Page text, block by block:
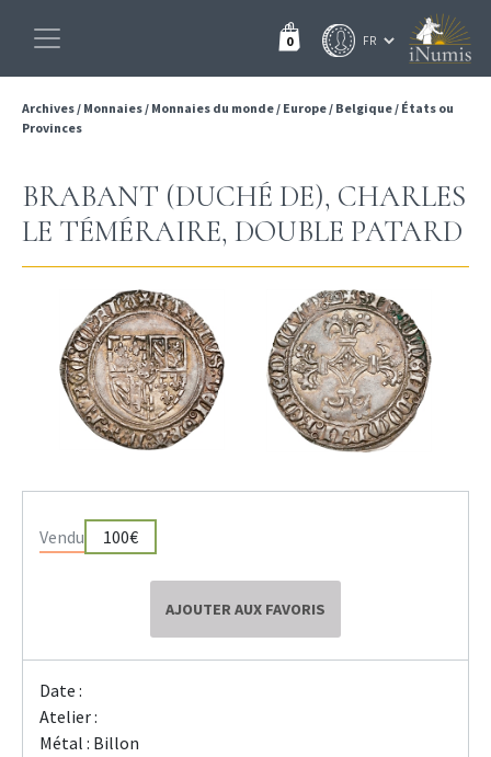
0
Archives/ Monnaies/ Monnaies du monde/ Europe/ Belgique/ États ou
Provinces
BRABANT (DUCHÉ DE), CHARLES
LE TÉMÉRAIRE, DOUBLE PATARD
Vendu 100€
AJOUTER AUX FAVORIS
Date :
Atelier :
Métal : Billon